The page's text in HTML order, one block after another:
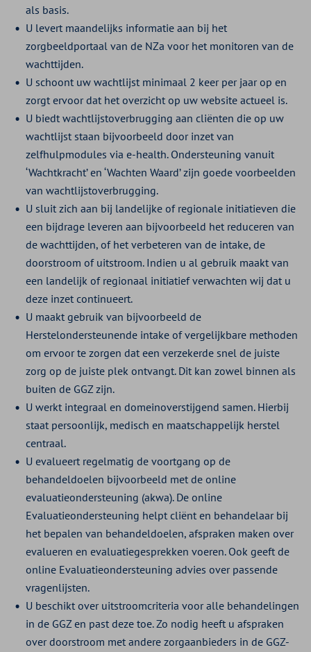
als basis.
U levert maandelijks informatie aan bij het
zorgbeeldportaal van de NZa voor het monitoren van de
wachttijden.
U schoont uw wachtlijst minimaal 2 keer per jaar op en
zorgt ervoor dat het overzicht op uw website actueel is.
U biedt wachtlijstoverbrugging aan cliënten die op uw
wachtlijst staan bijvoorbeeld door inzet van
zelfhulpmodules via e-health. Ondersteuning vanuit
‘Wachtkracht’ en ‘Wachten Waard’ zijn goede voorbeelden
van wachtlijstoverbrugging.
U sluit zich aan bij landelijke of regionale initiatieven die
een bijdrage leveren aan bijvoorbeeld het reduceren van
de wachttijden, of het verbeteren van de intake, de
doorstroom of uitstroom. Indien u al gebruik maakt van
een landelijk of regionaal initiatief verwachten wij dat u
deze inzet continueert.
U maakt gebruik van bijvoorbeeld de
Herstelondersteunende intake of vergelijkbare methoden
om ervoor te zorgen dat een verzekerde snel de juiste
zorg op de juiste plek ontvangt. Dit kan zowel binnen als
buiten de GGZ zijn.
U werkt integraal en domeinoverstijgend samen. Hierbij
staat persoonlijk, medisch en maatschappelijk herstel
centraal.
U evalueert regelmatig de voortgang op de
behandeldoelen bijvoorbeeld met de online
evaluatieondersteuning (akwa). De online
Evaluatieondersteuning helpt cliënt en behandelaar bij
het bepalen van behandeldoelen, afspraken maken over
evalueren en evaluatiegesprekken voeren. Ook geeft de
online Evaluatieondersteuning advies over passende
vragenlijsten.
U beschikt over uitstroomcriteria voor alle behandelingen
in de GGZ en past deze toe. Zo nodig heeft u afspraken
over doorstroom met andere zorgaanbieders in de GGZ-